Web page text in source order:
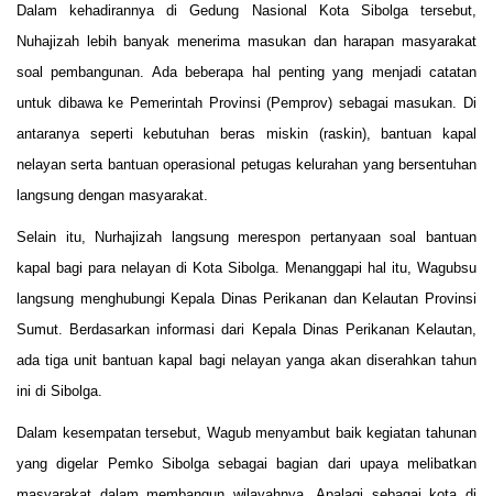
Dalam kehadirannya di Gedung Nasional Kota Sibolga tersebut,
Nuhajizah lebih banyak menerima masukan dan harapan masyarakat
soal pembangunan. Ada beberapa hal penting yang menjadi catatan
untuk dibawa ke Pemerintah Provinsi (Pemprov) sebagai masukan. Di
antaranya seperti kebutuhan beras miskin (raskin), bantuan kapal
nelayan serta bantuan operasional petugas kelurahan yang bersentuhan
langsung dengan masyarakat.
Selain itu, Nurhajizah langsung merespon pertanyaan soal bantuan
kapal bagi para nelayan di Kota Sibolga. Menanggapi hal itu, Wagubsu
langsung menghubungi Kepala Dinas Perikanan dan Kelautan Provinsi
Sumut. Berdasarkan informasi dari Kepala Dinas Perikanan Kelautan,
ada tiga unit bantuan kapal bagi nelayan yanga akan diserahkan tahun
ini di Sibolga.
Dalam kesempatan tersebut, Wagub menyambut baik kegiatan tahunan
yang digelar Pemko Sibolga sebagai bagian dari upaya melibatkan